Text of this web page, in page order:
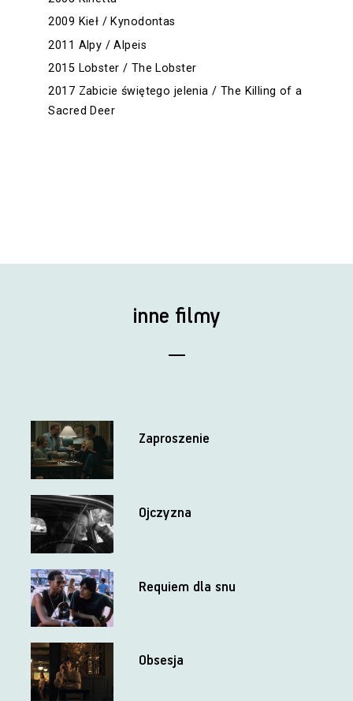
2009 Kieł / Kynodontas
2011 Alpy / Alpeis
2015 Lobster / The Lobster
2017 Zabicie świętego jelenia / The Killing of a
Sacred Deer
inne filmy
Zaproszenie
Ojczyzna
Requiem dla snu
Obsesja